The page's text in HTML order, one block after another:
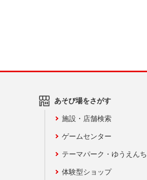
あそび場をさがす
施設・店舗検索
ゲームセンター
テーマパーク・ゆうえんち
体験型ショップ